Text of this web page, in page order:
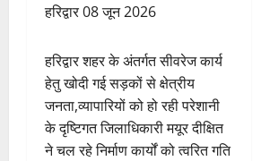
हरिद्वार 08 जून 2026
हरिद्वार शहर के अंतर्गत सीवरेज कार्य
हेतु खोदी गई सड़कों से क्षेत्रीय
जनता,व्यापारियों को हो रही परेशानी
के दृष्टिगत जिलाधिकारी मयूर दीक्षित
ने चल रहे निर्माण कार्यों को त्वरित गति